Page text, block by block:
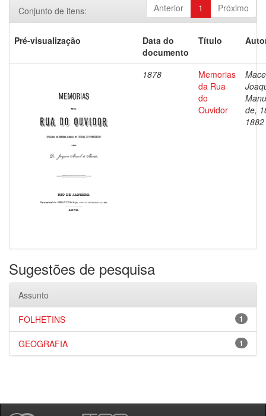
Anterior 1 Próximo
Conjunto de itens:
Pré-visualização
Data do
documento
Título
1878
Memorias
da Rua
do
Ouvidor
de,
1882
Sugestões de pesquisa
Assunto
1
FOLHETINS
1
GEOGRAFIA